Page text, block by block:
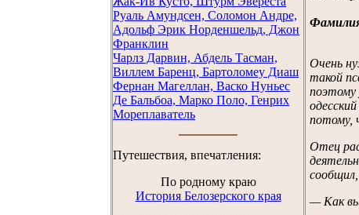
Руаль Амундсен, Соломон Андре,
Адольф Эрик Норденшельд, Джон
Франклин
Чарлз Дарвин, Абдель Тасман,
Виллем Баренц, Бартоломеу Диаш
Фернан Магеллан, Васко Нуньес
Де Бальбоа, Марко Поло, Генрих
Мореплаватель
Путешествия, впечатления:
По родному краю
История Белозерского края
Очень
такой
поэтому
потому,
Отец
— Как